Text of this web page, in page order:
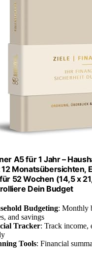
A5 für 1 Jahr –
Monatsübersichten,
52 Wochen (14,5 x
Dein Budget
Budgeting: Monthly
and savings
Tracker: Track income,
Tools: Financial